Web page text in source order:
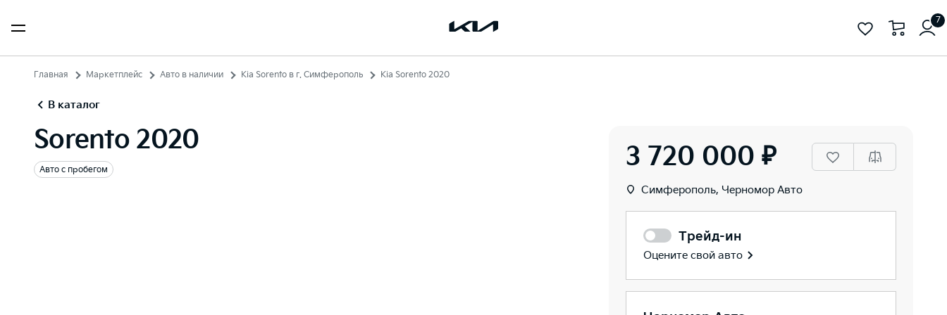
7
Главная Маркетплейс Авто в наличии Kia Sorento в г. Симферополь Kia Sorento 2020
В каталог
Sorento 2020
Авто с пробегом 3 720 000 ₽
Симферополь, Черномор Авто
Трейд-ин
Оцените свой авто